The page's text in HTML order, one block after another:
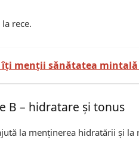
rece.
îți menții sănătatea
B – hidratare și tonus
la menținerea hidratării și la